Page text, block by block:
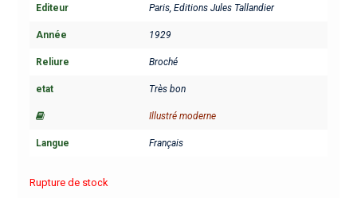
Editeur Paris, Editions Jules Tallandier
Année 1929
Reliure Broché
etat Très bon
Illustré moderne
Langue Français
Rupture de stock